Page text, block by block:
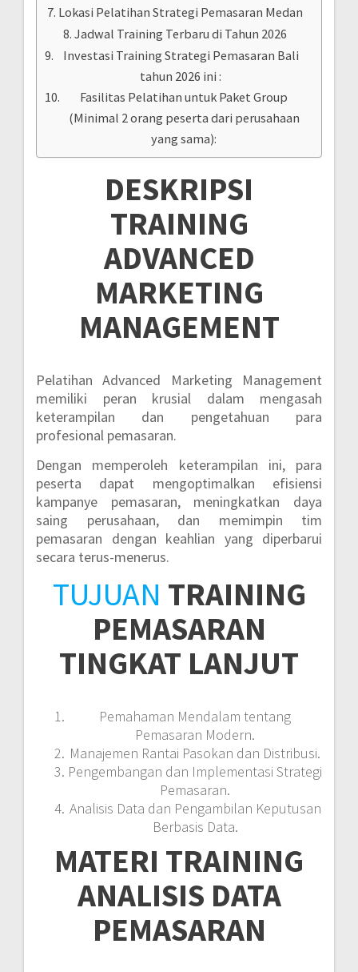
Lokasi Pelatihan Strategi Pemasaran Medan
Jadwal Training Terbaru di Tahun 2026
Investasi Training Strategi Pemasaran Bali
tahun 2026 ini :
Fasilitas Pelatihan untuk Paket Group
(Minimal 2 orang peserta dari perusahaan
yang sama):
DESKRIPSI
TRAINING
ADVANCED
MARKETING
MANAGEMENT
Pelatihan Advanced Marketing Management
memiliki peran krusial dalam mengasah
keterampilan dan pengetahuan para
profesional pemasaran.
Dengan memperoleh keterampilan ini, para
peserta dapat mengoptimalkan efisiensi
kampanye pemasaran, meningkatkan daya
saing perusahaan, dan memimpin tim
pemasaran dengan keahlian yang diperbarui
secara terus-menerus.
TUJUAN TRAINING
PEMASARAN
TINGKAT LANJUT
Pemahaman Mendalam tentang
Pemasaran Modern.
Manajemen Rantai Pasokan dan Distribusi.
Pengembangan dan Implementasi Strategi
Pemasaran.
Analisis Data dan Pengambilan Keputusan
Berbasis Data.
MATERI TRAINING
ANALISIS DATA
PEMASARAN